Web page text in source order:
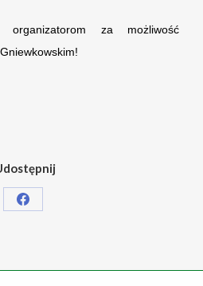
organizatorom za możliwość
Share